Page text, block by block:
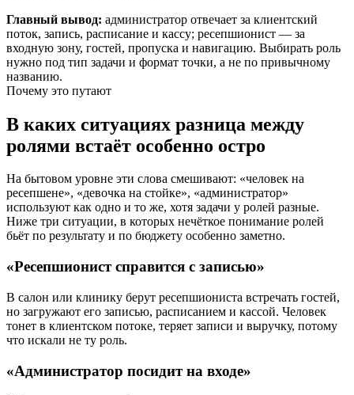
Главный вывод: администратор отвечает за клиентский
поток, запись, расписание и кассу; ресепшионист — за
входную зону, гостей, пропуска и навигацию. Выбирать роль
нужно под тип задачи и формат точки, а не по привычному
названию.
Почему это путают
В каких ситуациях разница между
ролями встаёт особенно остро
На бытовом уровне эти слова смешивают: «человек на
ресепшене», «девочка на стойке», «администратор»
используют как одно и то же, хотя задачи у ролей разные.
Ниже три ситуации, в которых нечёткое понимание ролей
бьёт по результату и по бюджету особенно заметно.
«Ресепшионист справится с записью»
В салон или клинику берут ресепшиониста встречать гостей,
но загружают его записью, расписанием и кассой. Человек
тонет в клиентском потоке, теряет записи и выручку, потому
что искали не ту роль.
«Администратор посидит на входе»